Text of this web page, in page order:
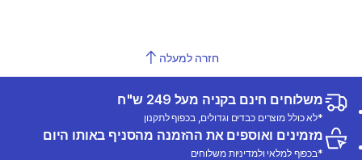
חזרה למעלה
משלוחים חינם בקניה מעל 249 ש"ח
*לא כולל מוצרים כבדים וגדולים, בכפוף לתקנון
מזמינים ואוספים את ההזמנה מהסניף באותו היום
*בכפוף למלאי ולמדיניות משלוחים